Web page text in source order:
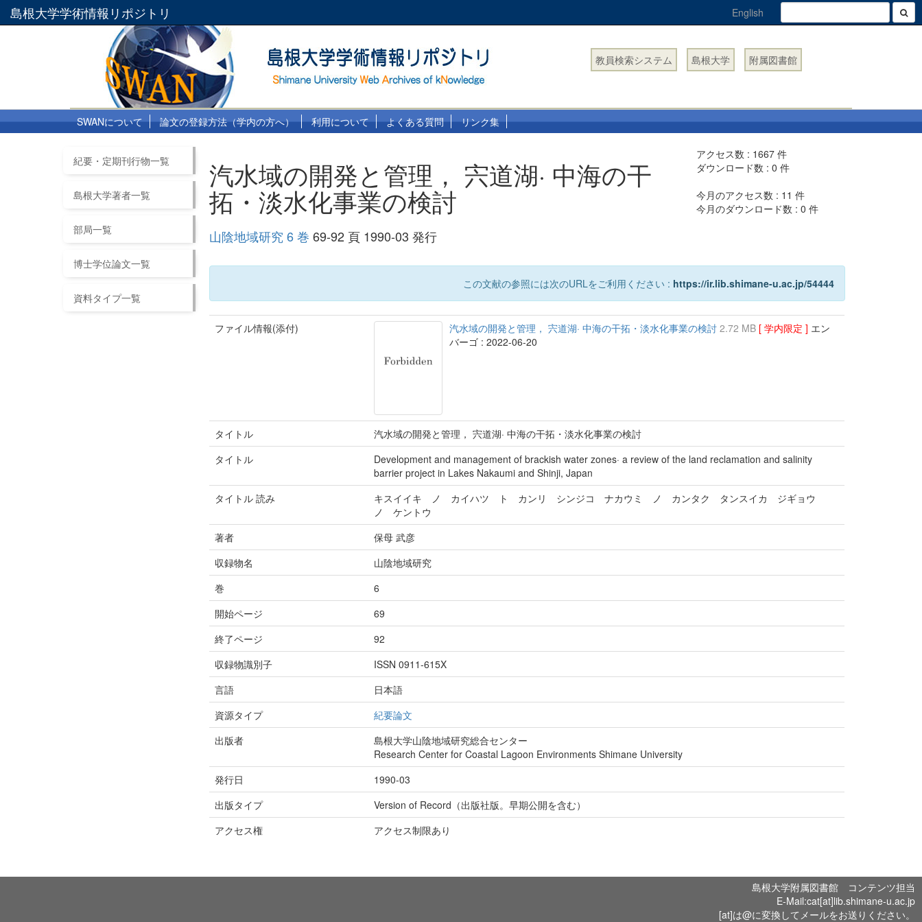
島根大学学術情報リポジトリ English
教員検索システム 島根大学 附属図書館
SWANについて 論文の登録方法（学内の方へ） 利用について よくある質問 リンク集
紀要・定期刊行物一覧
島根大学著者一覧
部局一覧
博士学位論文一覧
資料タイプ一覧
汽水域の開発と管理， 宍道湖· 中海の干
拓・淡水化事業の検討
山陰地域研究 6 巻 69-92 頁 1990-03 発行
アクセス数 : 1667 件
ダウンロード数 :0 件
今月のアクセス数 : 11 件
今月のダウンロード数 :0 件
この文献の参照には次のURLをご利用ください : https://ir.lib.shimane-u.ac.jp/54444
ファイル情報(添付) 汽水域の開発と管理， 宍道湖· 中海の干拓・淡水化事業の検討2.72 MB [ 学内限定 ] エン
バーゴ : 2022-06-20
タイトル
汽水域の開発と管理， 宍道湖· 中海の干拓・淡水化事業の検討
タイトル
Development and management of brackish water zones· a review of the land reclamation and salinity
barrier project in Lakes Nakaumi and Shinji, Japan
タイトル 読み
キスイイキ ノ カイハツ ト カンリ シンジコ ナカウミ ノ カンタク タンスイカ ジギョウ
ノ ケントウ
著者
保母 武彦
収録物名
山陰地域研究
巻
6
開始ページ
69
終了ページ
92
収録物識別子
ISSN 0911-615X
言語
日本語
資源タイプ
紀要論文
出版者
島根大学山陰地域研究総合センター
Research Center for Coastal Lagoon Environments Shimane University
発行日
1990-03
出版タイプ
Version of Record（出版社版。早期公開を含む）
アクセス権
アクセス制限あり
島根大学附属図書館 コンテンツ担当
E-Mail:cat[at]lib.shimane-u.ac.jp
[at]は@に変換してメールをお送りください。